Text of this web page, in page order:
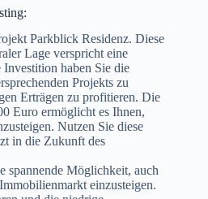
Parkblick Residenz. Diese
Lage verspricht eine
haben Sie die
Projekts zu
Erträgen zu profitieren. Die
Euro ermöglicht es Ihnen,
Nutzen Sie diese
in die Zukunft des
spannende Möglichkeit, auch
einzusteigen.